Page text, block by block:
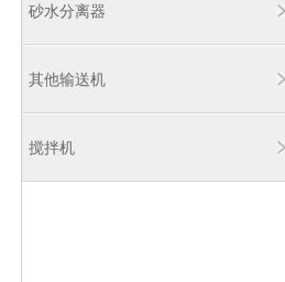
砂水分离器
其他输送机
搅拌机